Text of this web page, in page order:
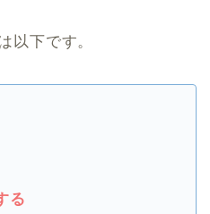
以下です。
る